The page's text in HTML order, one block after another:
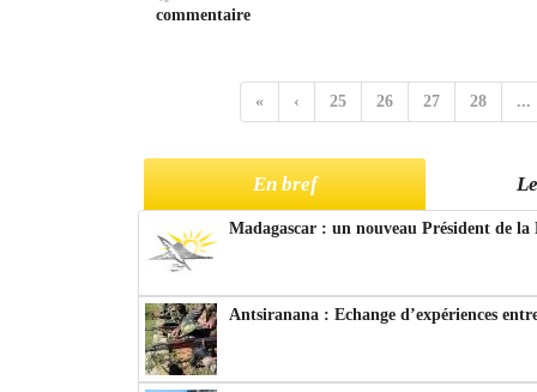
commentaire
« ‹ 25 26 27 28 ...
En bref
Madagascar : un nouveau Président de
Antsiranana : Echange d’expériences